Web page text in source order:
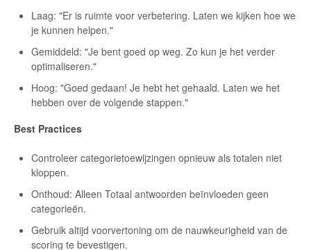
Laag: "Er is ruimte voor verbetering. Laten we kijken hoe we
je kunnen helpen."
Gemiddeld: "Je bent goed op weg. Zo kun je het verder
optimaliseren."
Hoog: "Goed gedaan! Je hebt het gehaald. Laten we het
hebben over de volgende stappen."
Best Practices
Controleer categorietoewijzingen opnieuw als totalen niet
kloppen.
Onthoud: Alleen Totaal antwoorden beïnvloeden geen
categorieën.
Gebruik altijd voorvertoning om de nauwkeurigheid van de
scoring te bevestigen.